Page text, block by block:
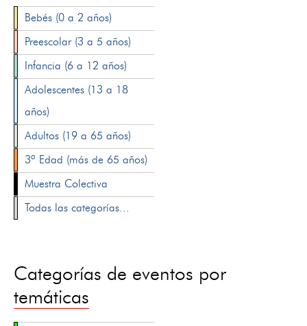
Bebés (0 a 2 años)
Preescolar (3 a 5 años)
Infancia (6 a 12 años)
Adolescentes (13 a 18
años)
Adultos (19 a 65 años)
3ª Edad (más de 65 años)
Muestra Colectiva
Todas las categorías...
Categorías de eventos por
temáticas